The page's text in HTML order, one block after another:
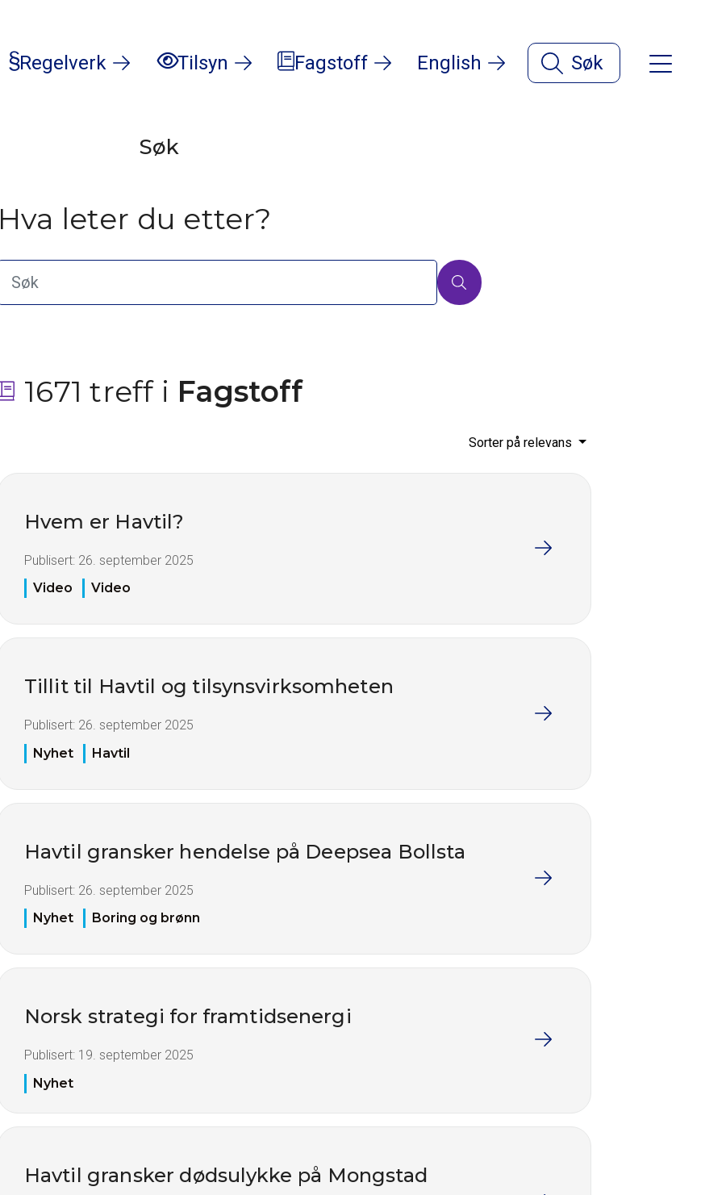
Regelverk Tilsyn Fagstoff English Søk
Søk
Hva leter du etter?
1671 treff i Fagstoff
Sorter på relevans
Hvem er Havtil?
Publisert: 26. september 2025
Video
Video
Tillit til Havtil og tilsynsvirksomheten
Publisert: 26. september 2025
Nyhet
Havtil
Havtil gransker hendelse på Deepsea Bollsta
Publisert: 26. september 2025
Nyhet
Boring og brønn
Norsk strategi for framtidsenergi
Publisert: 19. september 2025
Nyhet
Havtil gransker dødsulykke på Mongstad